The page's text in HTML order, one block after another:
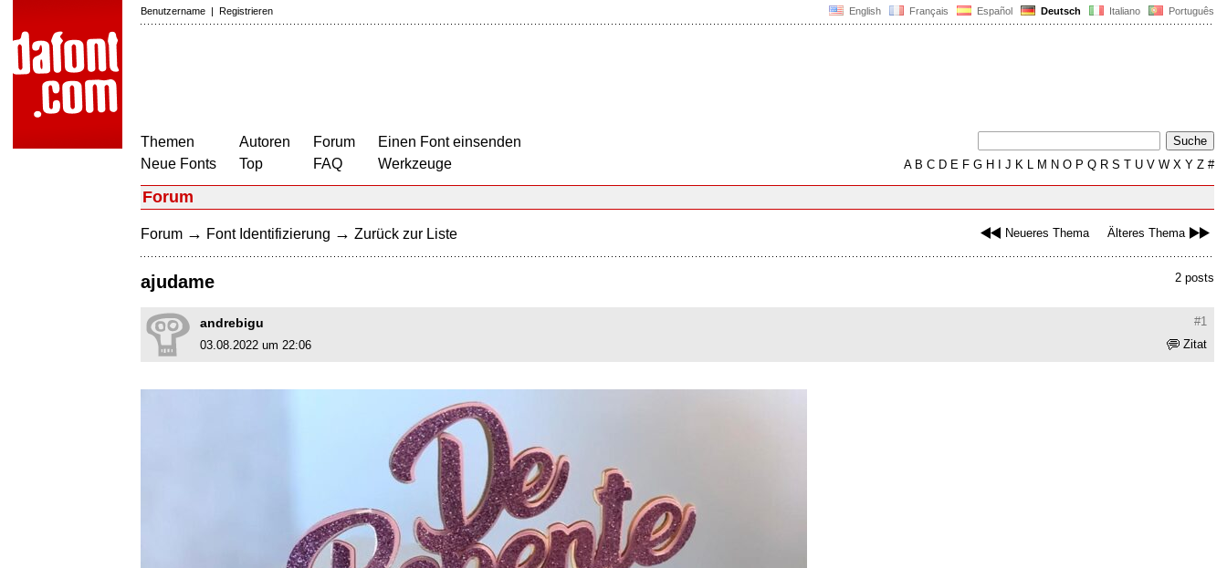
English Français Español Deutsch Italiano Português
Benutzername | Registrieren
Themen
Neue Fonts
Autoren
Top
Forum
FAQ
Einen Font einsenden
Werkzeuge
AB C D E F G H J K L M N O P Q R S T U V W X Y Z #
Forum
Neueres Thema Älteres Thema
Forum → Font Identifizierung → Zurück zur Liste
2 posts
ajudame
#1
andrebigu
Zitat
03.08.2022 um 22:06